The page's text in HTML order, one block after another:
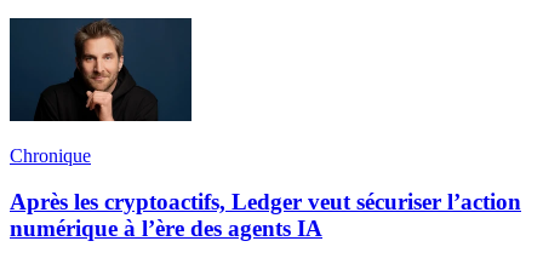
Chronique
Après les cryptoactifs, Ledger veut sécuriser l’action
numérique à l’ère des agents IA